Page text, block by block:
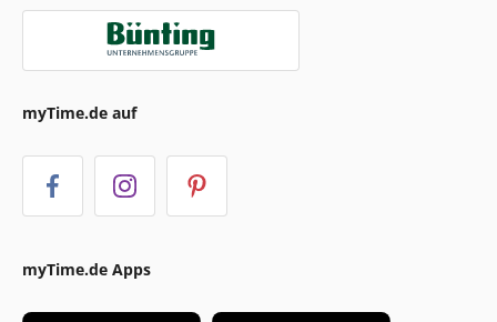
myTime.de auf
myTime.de Apps